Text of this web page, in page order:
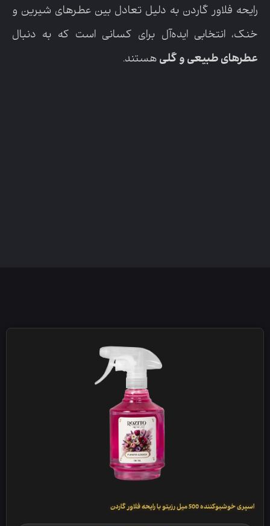
رایحه فلاور گاردن به دلیل تعادل بین عطرهای شیرین و
خنک، انتخابی ایده‌آل برای کسانی است که به دنبال
عطرهای طبیعی و گلی هستند.
اسپری خوشبوکننده 500 میل رزیتو با رایحه فلاور گاردن